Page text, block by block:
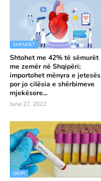
SHENDET
Shtohet me 42% të sëmurët
me zemër në Shqipëri;
importohet mënyra e jetesës
por jo cilësia e shërbimeve
mjekësore...
June 27, 2022
GRIPI